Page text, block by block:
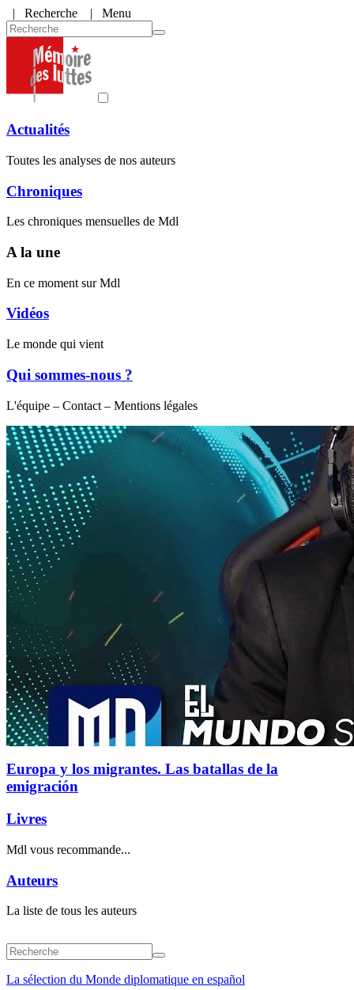
| Recherche | Menu
Actualités
Toutes les analyses de nos auteurs
Chroniques
Les chroniques mensuelles de Mdl
A la une
En ce moment sur Mdl
Vidéos
Le monde qui vient
Qui sommes-nous ?
L'équipe – Contact – Mentions légales
Europa y los migrantes. Las batallas de la
emigración
Livres
Mdl vous recommande...
Auteurs
La liste de tous les auteurs
La sélection du Monde diplomatique en español